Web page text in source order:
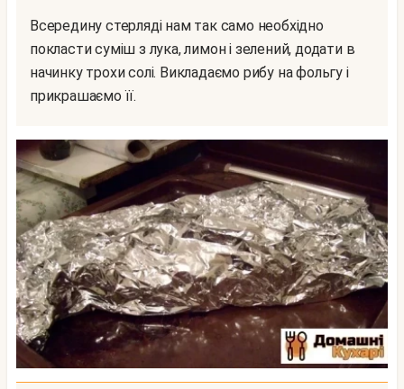
Всередину стерляді нам так само необхідно
покласти суміш з лука, лимон і зелений, додати в
начинку трохи солі. Викладаємо рибу на фольгу і
прикрашаємо її.